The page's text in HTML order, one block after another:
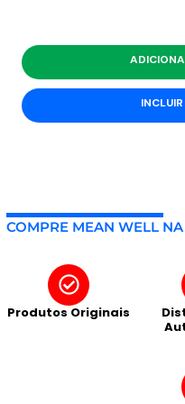
COMPRE MEAN WELL
Produtos Originais